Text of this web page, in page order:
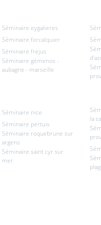
Séminaire eygalieres
Séminaire forcalquier
Séminaire frejus
Séminaire gémenos -
aubagne - marseille
Séminaire nice
Séminaire pertuis
Séminaire roquebrune sur
argens
Séminaire saint cyr sur
mer
la